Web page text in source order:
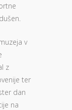
v
z
ter
dan
na